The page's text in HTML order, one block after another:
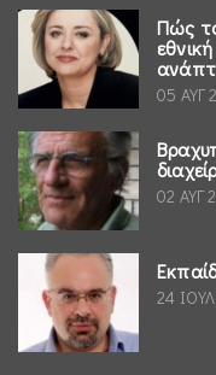
Πώς
05 ΑΥΓ
02 ΑΥΓ
24